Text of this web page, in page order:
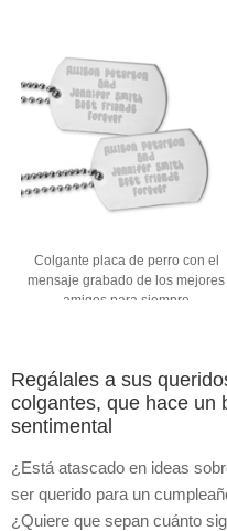
Colgante placa de perro con el
mensaje grabado de los mejores
amigos para siempre
Regálales a sus
colgantes, que hace un
sentimental
¿Está atascado en ideas
ser querido para un
¿Quiere que sepan cuánto